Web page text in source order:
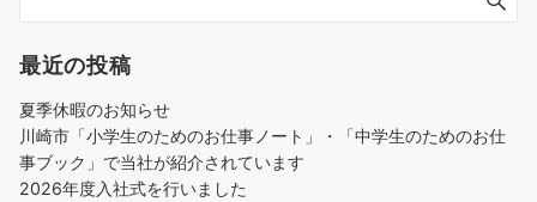
最近の投稿
夏季休暇のお知らせ
川崎市「小学生のためのお仕事ノート」・「中学生のためのお仕
事ブック」で当社が紹介されています
2026年度入社式を行いました